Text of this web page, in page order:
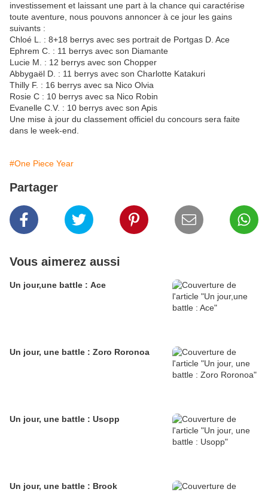
investissement et laissant une part à la chance qui caractérise
toute aventure, nous pouvons annoncer à ce jour les gains
suivants :
Chloé L. : 8+18 berrys avec ses portrait de Portgas D. Ace
Ephrem C. : 11 berrys avec son Diamante
Lucie M. : 12 berrys avec son Chopper
Abbygaël D. : 11 berrys avec son Charlotte Katakuri
Thilly F. : 16 berrys avec sa Nico Olvia
Rosie C : 10 berrys avec sa Nico Robin
Evanelle C.V. : 10 berrys avec son Apis
Une mise à jour du classement officiel du concours sera faite
dans le week-end.
#One Piece Year
Partager
Vous aimerez aussi
Un jour,une battle : Ace
Un jour, une battle : Zoro Roronoa
Un jour, une battle : Usopp
Un jour, une battle : Brook